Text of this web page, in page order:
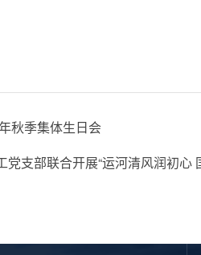
秋季集体生日会
支部联合开展“运河清风润初心